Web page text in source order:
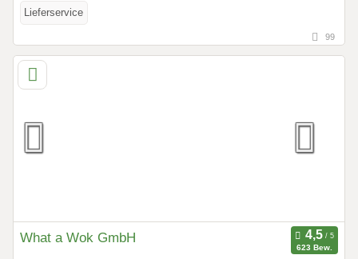
Lieferservice
99
What a Wok GmbH
623 Bew.